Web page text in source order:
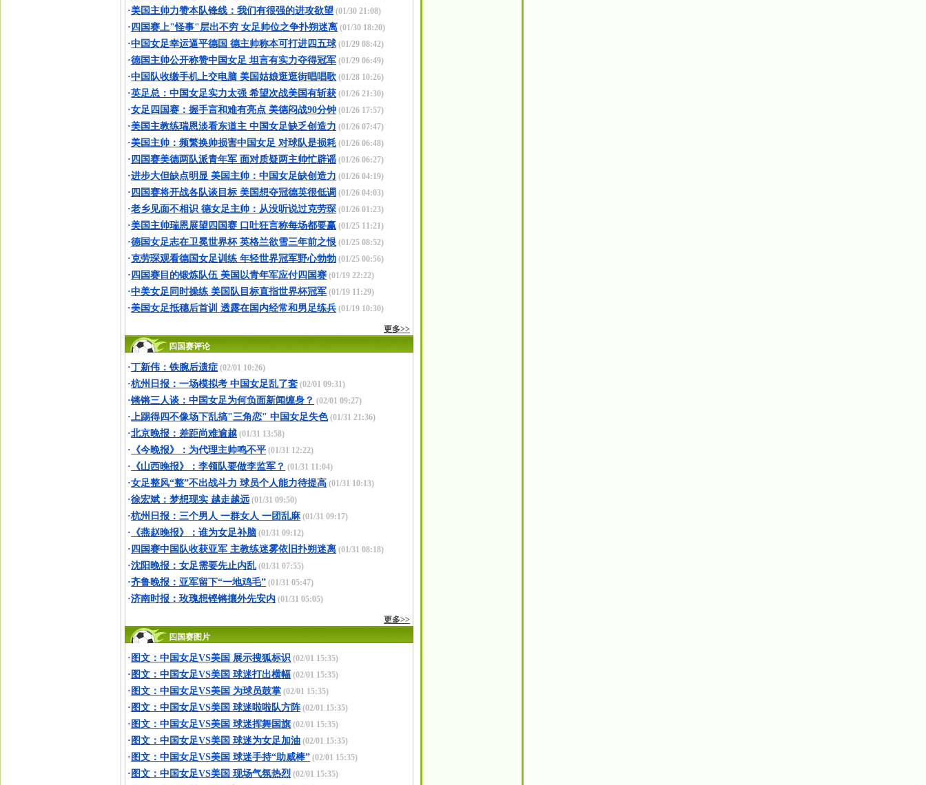
·美国主帅力赞本队锋线：我们有很强的进攻欲望 (01/30 21:08)
· 四国赛上"怪事"层出不穷 女足帅位之争扑朔迷离 (01/30 18:20)
·中国女足幸运逼平德国 德主帅称本可打进四五球(01/29 08:42)
·德国主帅公开称赞中国女足 坦言有实力夺得冠军 (01/29 06:49)
·中国队收缴手机上交电脑 美国姑娘逛逛街唱唱歌 (01/28 10:26)
·英足总：中国女足实力太强 希望次战美国有斩获 (01/26 21:30)
·女足四国赛：握手言和难有亮点 美德闷战90分钟 (01/26 17:57)
·美国主教练瑞恩淡看东道主 中国女足缺乏创造力 (01/26 07:47)
·美国主帅：频繁换帅损害中国女足 对球队是损耗 (01/26 06:48)
· 四国赛美德两队派青年军 面对质疑两主帅忙辟谣 (01/26 06:27)
·进步大但缺点明显 美国主帅：中国女足缺创造力 (01/26 04:19)
· 四国赛将开战各队谈目标 美国想夺冠德英很低调 (01/26 04:03)
·老乡见面不相识 德女足主帅：从没听说过克劳琛 (01/26 01:23)
·美国主帅瑞恩展望四国赛 口吐狂言称每场都要赢 (01/25 11:21)
·德国女足志在卫冕世界杯 英格兰欲雪三年前之恨 (01/25 08:52)
·克劳琛观看德国女足训练 年轻世界冠军野心勃勃 (01/25 00:56)
· 四国赛目的锻炼队伍 美国以青年军应付四国赛 (01/19 22:22)
·中美女足同时操练 美国队目标直指世界杯冠军 (01/19 11:29)
·美国女足抵穗后首训 透露在国内经常和男足练兵 (01/19 10:30)
更多>>
四国赛评论
·丁新伟：铁腕后遗症 (02/01 10:26)
·杭州日报：一场模拟考 中国女足乱了套 (02/01 09:31)
·锵锵三人谈：中国女足为何负面新闻缠身？ (02/01 09:27)
·上踢得四不像场下乱搞"三角恋" 中国女足失色(01/31 21:36)
·北京晚报：差距尚难逾越 (01/31 13:58)
· 《今晚报》：为代理主帅鸣不平 (01/31 12:22)
· 《山西晚报》：李领队要做李监军？ (01/31 11:04)
·女足整风“整”不出战斗力 球员个人能力待提高 (01/31 10:13)
·徐宏斌：梦想现实 越走越远 (01/31 09:50)
·杭州日报：三个男人 一群女人 一团乱麻 (01/31 09:17)
· 《燕赵晚报》：谁为女足补脑 (01/31 09:12)
· 四国赛中国队收获亚军 主教练迷雾依旧扑朔迷离 (01/31 08:18)
·沈阳晚报：女足需要先止内乱 (01/31 07:55)
·齐鲁晚报：亚军留下“一地鸡毛” (01/31 05:47)
·济南时报：玫瑰想铿锵攘外先安内 (01/31 05:05)
更多>>
四国赛图片
· 图文：中国女足VS美国 展示搜狐标识 (02/01 15:35)
· 图文：中国女足VS美国 球迷打出横幅 (02/01 15:35)
· 图文：中国女足VS美国 为球员鼓掌 (02/01 15:35)
· 图文：中国女足VS美国 球迷啦啦队方阵 (02/01 15:35)
· 图文：中国女足VS美国 球迷挥舞国旗 (02/01 15:35)
· 图文：中国女足VS美国 球迷为女足加油 (02/01 15:35)
· 图文：中国女足VS美国 球迷手持“助威棒” (02/01 15:35)
· 图文：中国女足VS美国 现场气氛热烈 (02/01 15:35)